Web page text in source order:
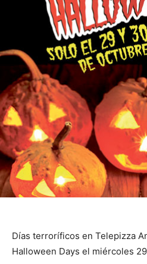
Días terroríficos en Telepizza
Halloween Days el miércoles